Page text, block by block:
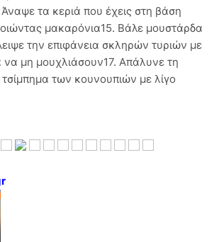
Άναψε τα κεριά που έχεις στη βάση
μακαρόνια15. Βάλε μουστάρδα
την επιφάνεια σκληρών τυριών με
να μη μουχλιάσουν17. Απάλυνε τη
των κουνουπιών με λίγο